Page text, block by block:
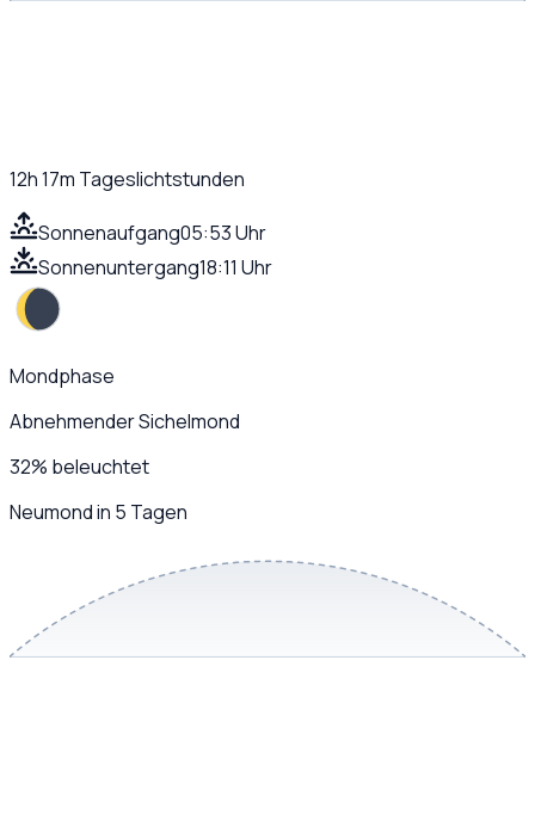
12h 17m Tageslichtstunden
Sonnenaufgang05:53 Uhr
Sonnenuntergang18:11 Uhr
Mondphase
Abnehmender Sichelmond
32% beleuchtet
Neumond in 5 Tagen